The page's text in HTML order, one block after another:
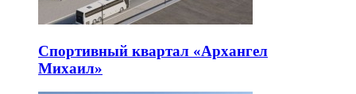
Спортивный квартал «Архангел
Михаил»